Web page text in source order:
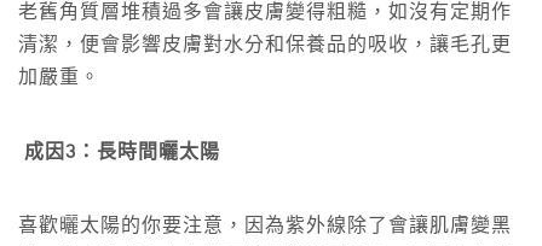
老舊角質層堆積過多會讓皮膚變得粗糙，如沒有定期作
清潔，便會影響皮膚對水分和保養品的吸收，讓毛孔更
加嚴重。
成因3：長時間曬太陽
喜歡曬太陽的你要注意，因為紫外線除了會讓肌膚變黑